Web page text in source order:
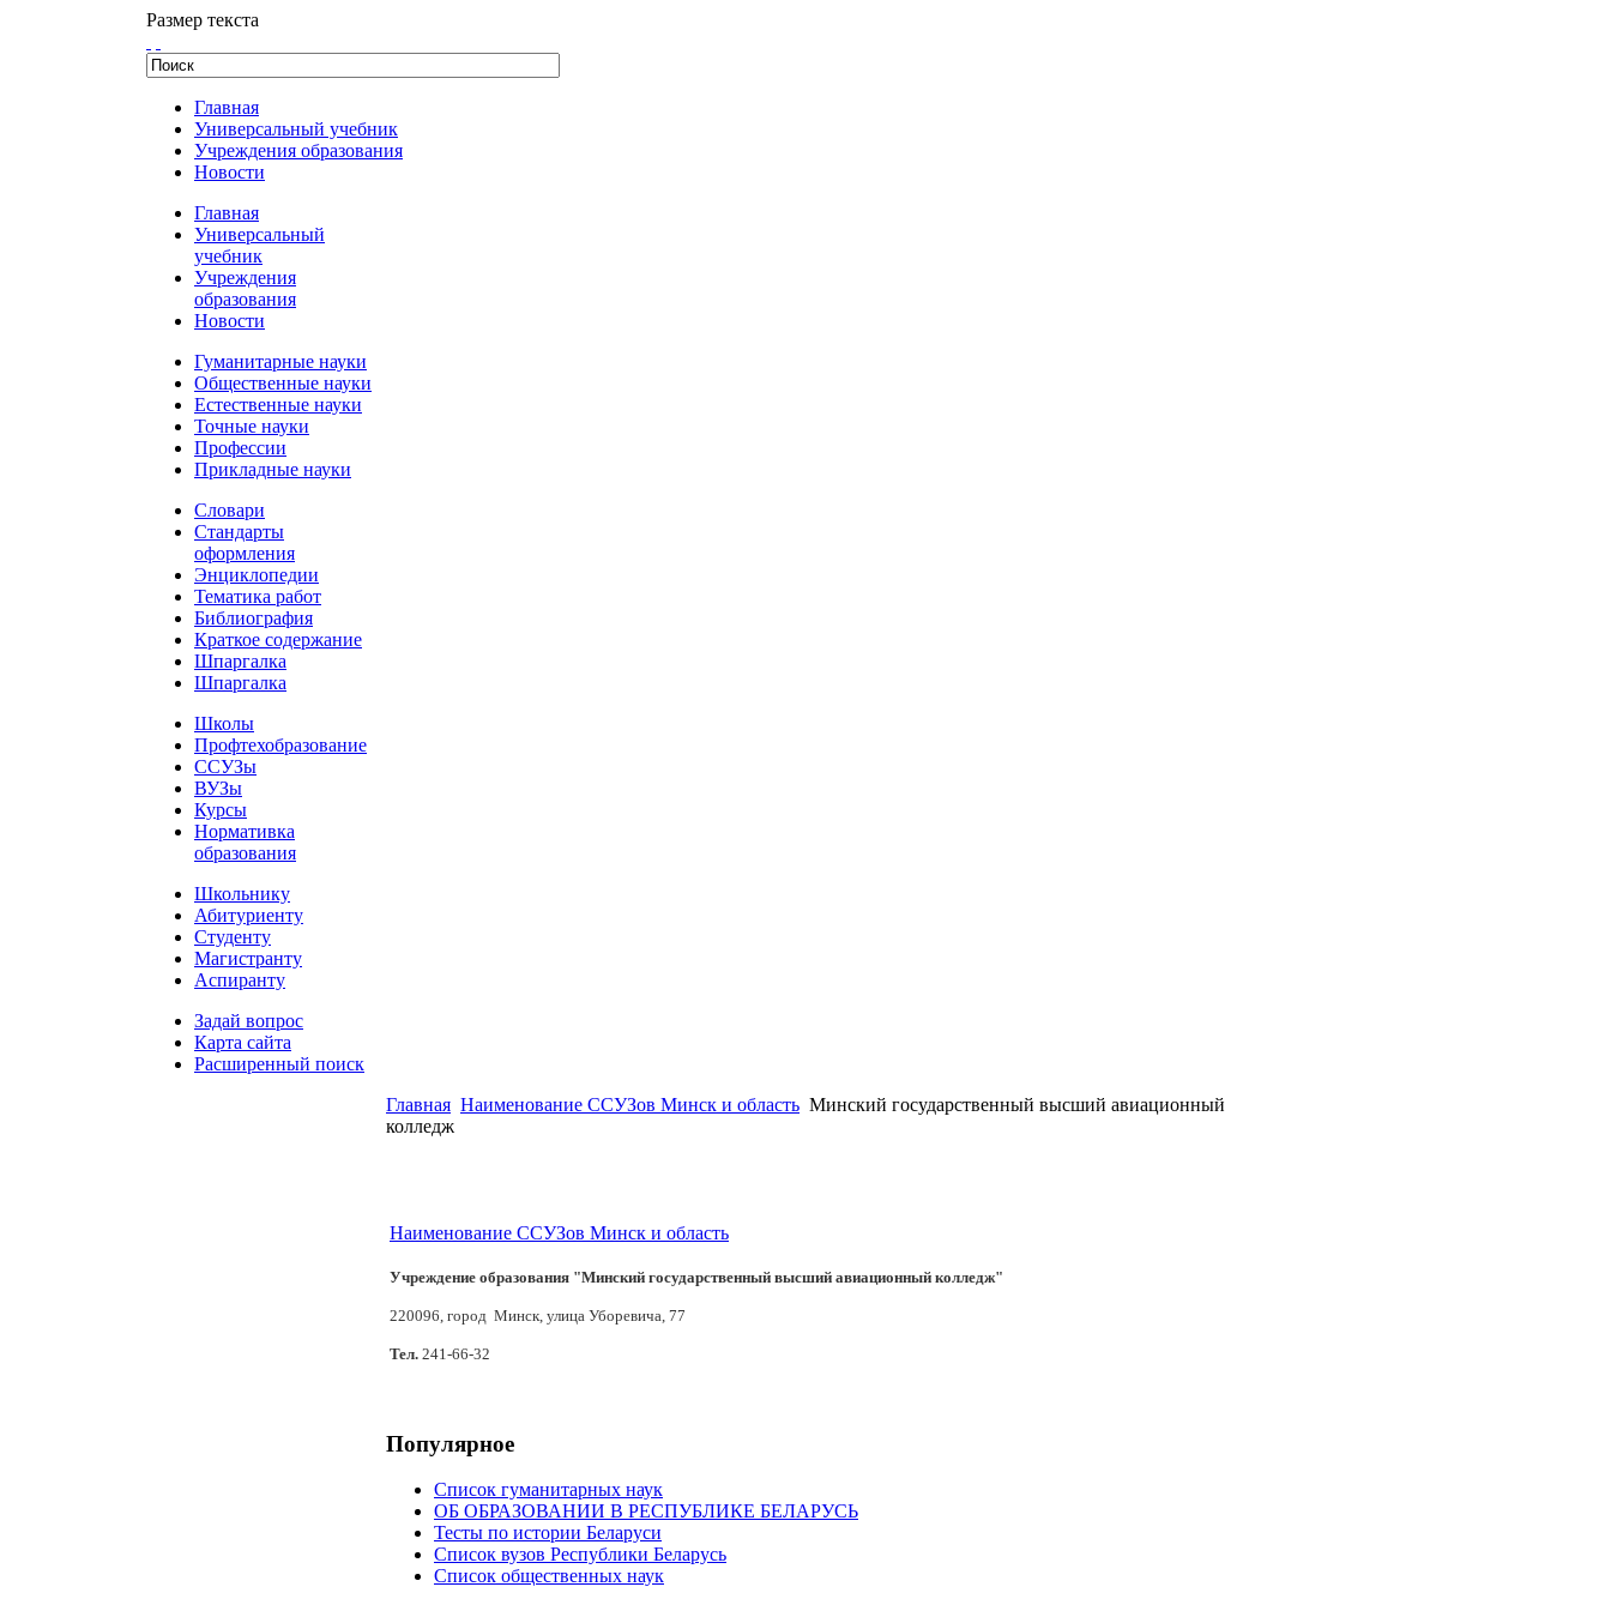
Размер текста
Главная
Универсальный учебник
Учреждения образования
Новости
Главная
Универсальный
учебник
Учреждения
образования
Новости
Гуманитарные науки
Общественные науки
Естественные науки
Точные науки
Профессии
Прикладные науки
Словари
Стандарты
оформления
Энциклопедии
Тематика работ
Библиография
Краткое содержание
Шпаргалка
Шпаргалка
Школы
Профтехобразование
ССУЗы
ВУЗы
Курсы
Нормативка
образования
Школьнику
Абитуриенту
Студенту
Магистранту
Аспиранту
Задай вопрос
Карта сайта
Расширенный поиск
Главная Наименование ССУЗов Минск и область Минский государственный высший авиационный
колледж
Наименование ССУЗов Минск и область
Учреждение образования "Минский государственный высший авиационный колледж"
220096, город Минск, улица Уборевича, 77
Тел. 241-66-32
Популярное
Список гуманитарных наук
ОБ ОБРАЗОВАНИИ В РЕСПУБЛИКЕ БЕЛАРУСЬ
Тесты по истории Беларуси
Список вузов Республики Беларусь
Список общественных наук